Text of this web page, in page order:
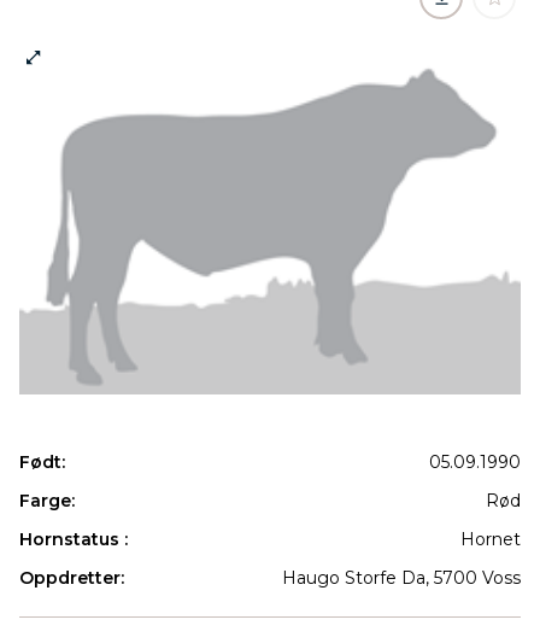
Født:
05.09.1990
Farge:
Rød
Hornstatus :
Hornet
Oppdretter:
Haugo Storfe Da, 5700 Voss